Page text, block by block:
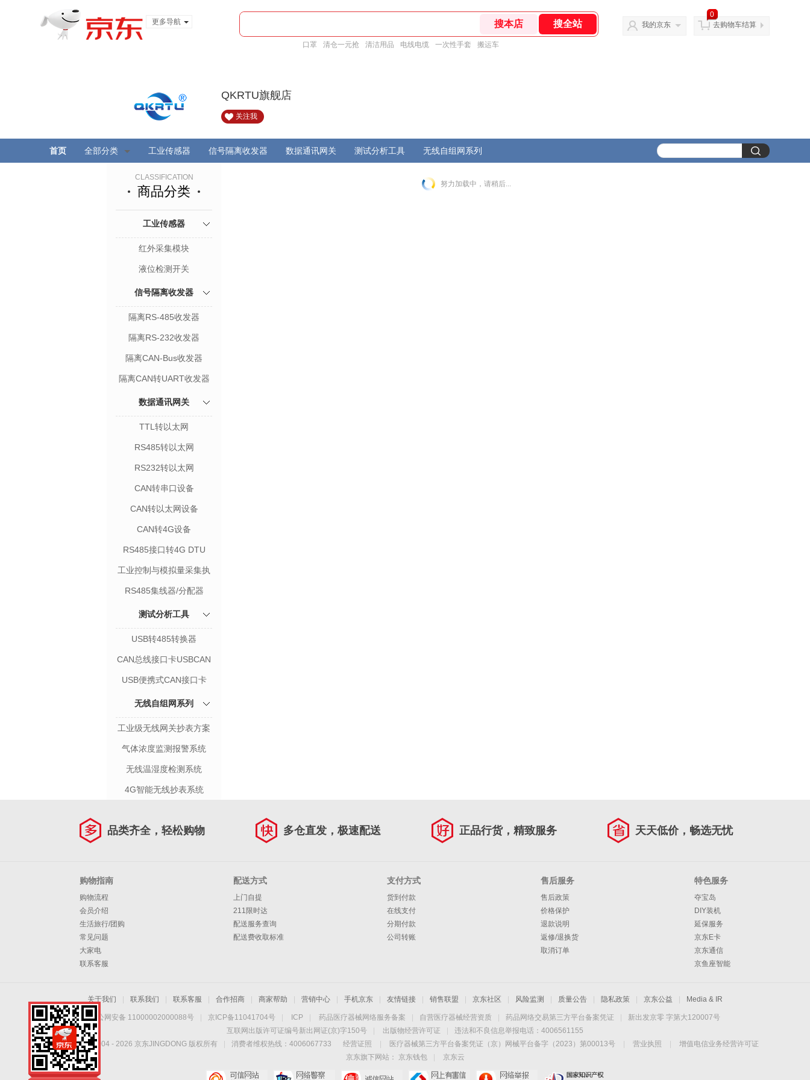
更多导航
口罩 清仓一元抢 清洁用品 电线电缆 一次性手套 搬运车
我的京东
0
去购物车结算
QKRTU旗舰店
关注我
首页 全部分类 工业传感器 信号隔离收发器 数据通讯网关 测试分析工具 无线自组网系列
CLASSIFICATION
商品分类
工业传感器
红外采集模块
液位检测开关
信号隔离收发器
隔离RS-485收发器
隔离RS-232收发器
隔离CAN-Bus收发器
隔离CAN转UART收发器
数据通讯网关
TTL转以太网
RS485转以太网
RS232转以太网
CAN转串口设备
CAN转以太网设备
CAN转4G设备
RS485接口转4G DTU
工业控制与模拟量采集执
行器
RS485集线器/分配器
测试分析工具
USB转485转换器
CAN总线接口卡USBCAN
USB便携式CAN接口卡
无线自组网系列
工业级无线网关抄表方案
气体浓度监测报警系统
无线温湿度检测系统
4G智能无线抄表系统
努力加载中，请稍后...
品类齐全，轻松购物 多仓直发，极速配送 正品行货，精致服务 天天低价，畅选无忧
购物指南
购物流程
会员介绍
生活旅行/团购
常见问题
大家电
联系客服
配送方式
上门自提
211限时达
配送服务查询
配送费收取标准
支付方式
货到付款
在线支付
分期付款
公司转账
售后服务
售后政策
价格保护
退款说明
返修/退换货
取消订单
特色服务
夺宝岛
DIY装机
延保服务
京东E卡
京东通信
京鱼座智能
关于我们 联系我们 联系客服 合作招商 商家帮助 营销中心 手机京东 友情链接 销售联盟 京东社区 风险监测 质量公告 隐私政策 京东公益 Media & IR
京公网安备 11000002000088号 京ICP备11041704号 ICP 药品医疗器械网络服务备案 自营医疗器械经营资质 药品网络交易第三方平台备案凭证
新出发京零 字第大120007号
互联网出版许可证编号新出网证(京)字150号
出版物经营许可证
违法和不良信息举报电话：4006561155
Copyright © 2004 - 2026 京东JINGDONG 版权所有 消费者维权热线：4006067733 经营证照 医疗器械第三方平台备案凭证（京）网械平台备字（2023）第00013号 营业执照
增值电信业务经营许可证
京东旗下网站：
京东钱包
京东云
工业物联网